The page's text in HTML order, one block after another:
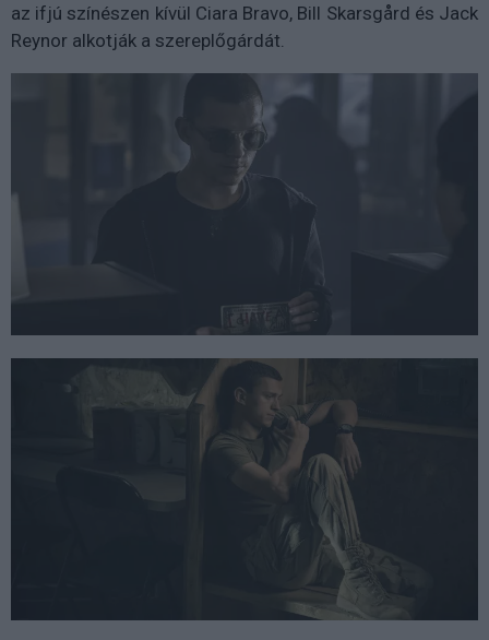
az ifjú színészen kívül Ciara Bravo, Bill Skarsgård és Jack
Reynor alkotják a szereplőgárdát.